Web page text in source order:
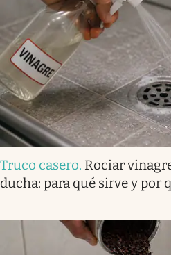
Truco casero. Rociar
ducha: para qué sirve y por